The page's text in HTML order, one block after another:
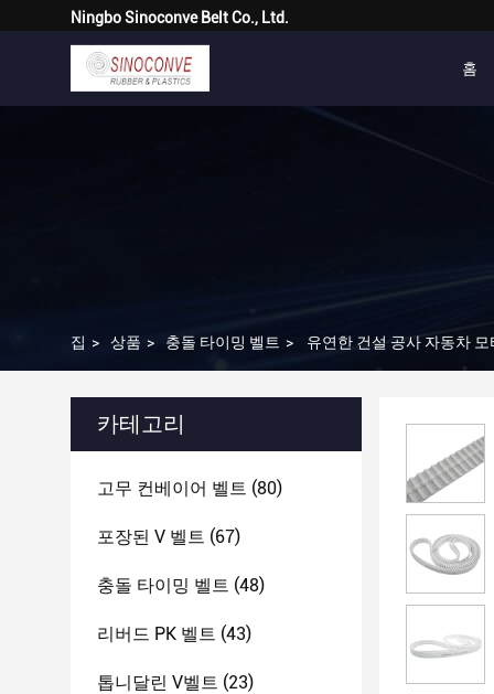
Ningbo Sinoconve Belt Co., Ltd.
홈
집 > 상품 > 충돌 타이밍 벨트 > 유연한 건설 공사 자동차
카테고리
고무 컨베이어 벨트 (80)
포장된 V 벨트 (67)
충돌 타이밍 벨트 (48)
리버드 PK 벨트 (43)
톱니달린 V벨트 (23)